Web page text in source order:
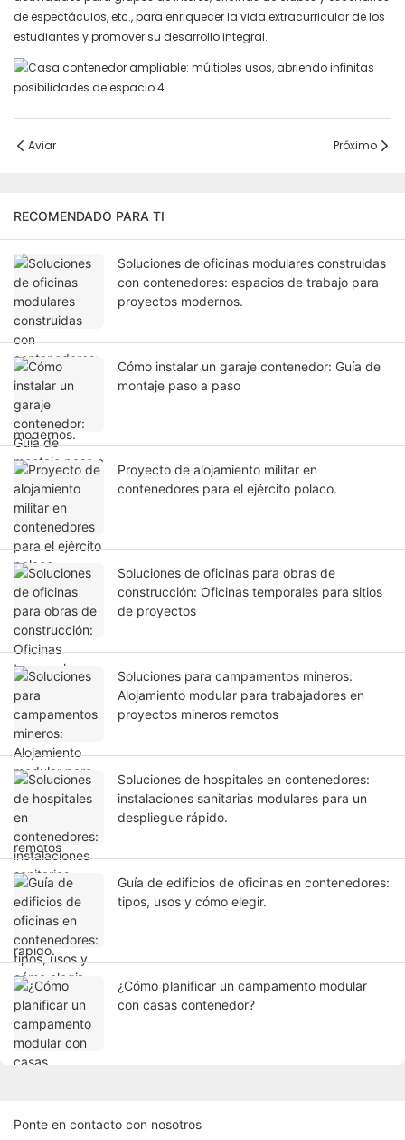
de espectáculos, etc., para enriquecer la vida extracurricular de los
estudiantes y promover su desarrollo integral.
Aviar Próximo
RECOMENDADO PARA TI
Soluciones de oficinas modulares construidas
con contenedores: espacios de trabajo para
proyectos modernos.
Cómo instalar un garaje contenedor: Guía de
montaje paso a paso
Proyecto de alojamiento militar en
contenedores para el ejército polaco.
Soluciones de oficinas para obras de
construcción: Oficinas temporales para sitios
de proyectos
Soluciones para campamentos mineros:
Alojamiento modular para trabajadores en
proyectos mineros remotos
Soluciones de hospitales en contenedores:
instalaciones sanitarias modulares para un
despliegue rápido.
Guía de edificios de oficinas en contenedores:
tipos, usos y cómo elegir.
¿Cómo planificar un campamento modular
con casas contenedor?
Ponte en contacto con nosotros